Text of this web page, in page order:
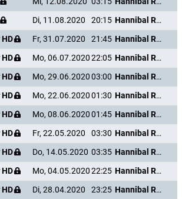
Di, 11.08.2020 20:15
Hannibal Rising - Wie alles begann
Fr, 31.07.2020 21:45
Hannibal Rising - Wie alles begann
Mo, 06.07.202022:05
Hannibal Rising - Wie alles begann
Mo, 29.06.202003:00
Hannibal Rising - Wie alles begann
Mo, 22.06.202001:30
Hannibal Rising - Wie alles begann
Mo, 08.06.202001:45
Hannibal Rising - Wie alles begann
Fr, 22.05.2020 03:30
Hannibal Rising - Wie alles begann
Do, 14.05.2020 03:35
Hannibal Rising - Wie alles begann
Mo, 04.05.202022:25
Hannibal Rising - Wie alles begann
Di, 28.04.2020 23:25
Hannibal Rising - Wie alles begann